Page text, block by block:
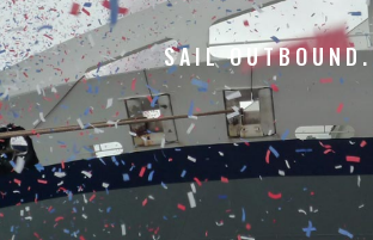
SAIL OUTBOUND.